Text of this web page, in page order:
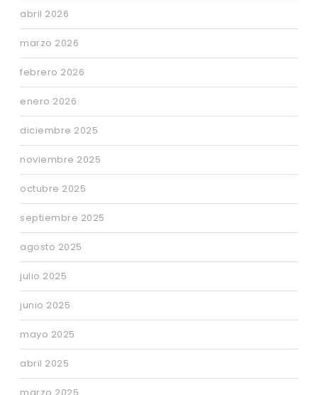
abril 2026
marzo 2026
febrero 2026
enero 2026
diciembre 2025
noviembre 2025
octubre 2025
septiembre 2025
agosto 2025
julio 2025
junio 2025
mayo 2025
abril 2025